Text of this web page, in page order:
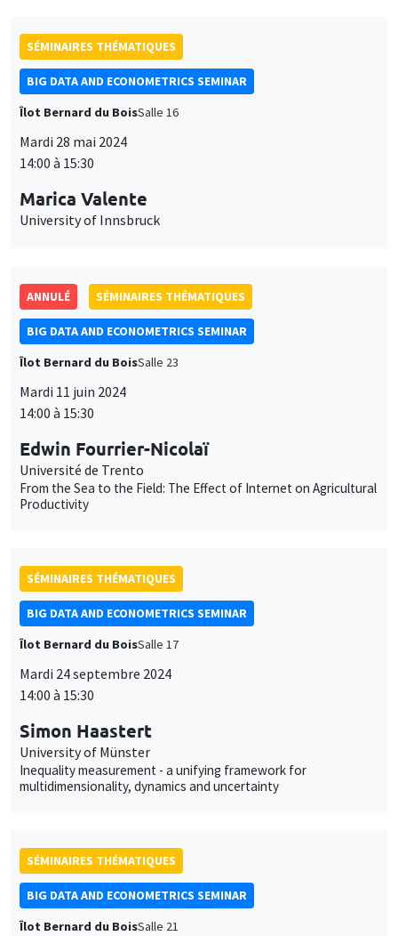
SÉMINAIRES THÉMATIQUES
BIG DATA AND ECONOMETRICS SEMINAR
Îlot Bernard du BoisSalle 16
Mardi 28 mai 2024
14:00 à 15:30
Marica Valente
University of Innsbruck
ANNULÉ SÉMINAIRES THÉMATIQUES
BIG DATA AND ECONOMETRICS SEMINAR
Îlot Bernard du BoisSalle 23
Mardi 11 juin 2024
14:00 à 15:30
Edwin Fourrier-Nicolaï
Université de Trento
From the Sea to the Field: The Effect of Internet on Agricultural
Productivity
SÉMINAIRES THÉMATIQUES
BIG DATA AND ECONOMETRICS SEMINAR
Îlot Bernard du BoisSalle 17
Mardi 24 septembre 2024
14:00 à 15:30
Simon Haastert
University of Münster
Inequality measurement - a unifying framework for
multidimensionality, dynamics and uncertainty
SÉMINAIRES THÉMATIQUES
BIG DATA AND ECONOMETRICS SEMINAR
Îlot Bernard du BoisSalle 21